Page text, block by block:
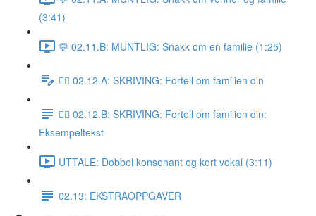
(3:41)
💬 02.11.B: MUNTLIG: Snakk om en familie (1:25)
✍🏼 02.12.A: SKRIVING: Fortell om familien din
✍🏼 02.12.B: SKRIVING: Fortell om familien din:
Eksempeltekst
UTTALE: Dobbel konsonant og kort vokal (3:11)
02.13: EKSTRAOPPGAVER